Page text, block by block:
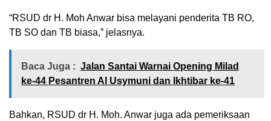
“RSUD dr H. Moh Anwar bisa melayani penderita TB RO,
TB SO dan TB biasa,” jelasnya.
Baca Juga : Jalan Santai Warnai Opening Milad
ke-44 Pesantren Al Usymuni dan Ikhtibar ke-41
Bahkan, RSUD dr H. Moh. Anwar juga ada pemeriksaan